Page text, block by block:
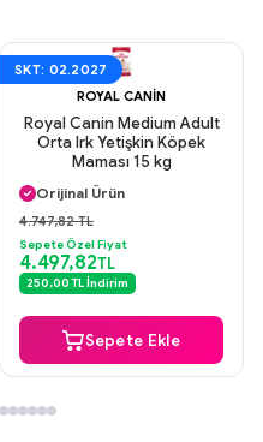
SKT: 02.2027
ROYAL CANIN
Royal Canin Medium Adult
Orta Irk Yetişkin Köpek
Maması 15 kg
Aynı Gün Kargo
Orijinal Ürün
Güvenli Ödeme
Aynı Gün Kargo
4.747,82 TL
Sepete Özel Fiyat
4.497,82TL
250,00 TL İndirim
Sepete Ekle